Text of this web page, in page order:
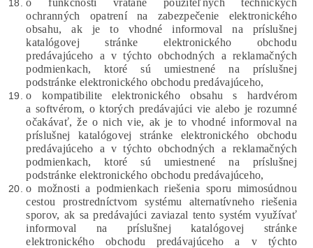
o funkčnosti vrátane použiteľných technických
ochranných opatrení na zabezpečenie elektronického
obsahu, ak je to vhodné informoval na príslušnej
katalógovej stránke elektronického obchodu
predávajúceho a v týchto obchodných a reklamačných
podmienkach, ktoré sú umiestnené na príslušnej
podstránke elektronického obchodu predávajúceho,
o kompatibilite elektronického obsahu s hardvérom
a softvérom, o ktorých predávajúci vie alebo je rozumné
očakávať, že o nich vie, ak je to vhodné informoval na
príslušnej katalógovej stránke elektronického obchodu
predávajúceho a v týchto obchodných a reklamačných
podmienkach, ktoré sú umiestnené na príslušnej
podstránke elektronického obchodu predávajúceho,
o možnosti a podmienkach riešenia sporu mimosúdnou
cestou prostredníctvom systému alternatívneho riešenia
sporov, ak sa predávajúci zaviazal tento systém využívať
informoval na príslušnej katalógovej stránke
elektronického obchodu predávajúceho a v týchto